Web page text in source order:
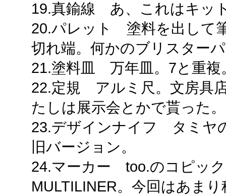
19.真鍮線 あ、これはキッ
20.パレット 塗料を出して
切れ端。何かのブリスター
21.塗料皿 万年皿。7と重複
22.定規 アルミ尺。文房具
たしは展示会とかで貰った。
23.デザインナイフ タミヤ
旧バージョン。
24.マーカー too.のコピッ
MULTILINER。今回はあま